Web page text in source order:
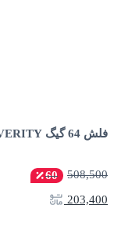
فلش 64 گیگ VERITY مدل V823 USB2.0
508,500
60
203,400